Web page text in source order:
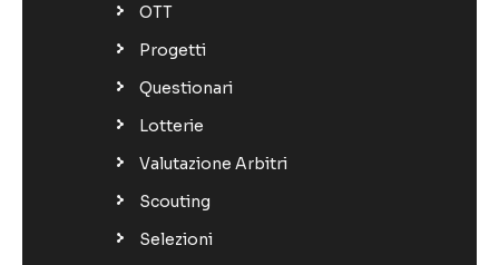
OTT
Progetti
Questionari
Lotterie
Valutazione Arbitri
Scouting
Selezioni